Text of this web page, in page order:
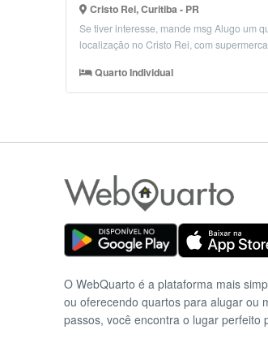
Cristo Rei, Curitiba - PR
Se tiver interesse, mande msg Alugo um quarto em ótima
localização no Cristo Rei, com
Quarto Individual
O WebQuarto é a plataforma mais
ou oferecendo quartos para alugar ou
passos, você encontra o lugar